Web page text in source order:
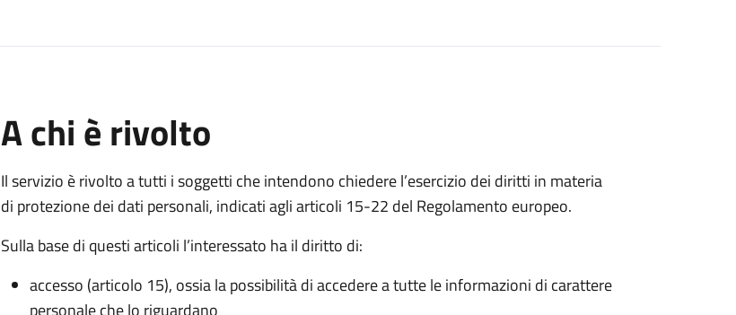
A chi è rivolto
Il servizio è rivolto a tutti i soggetti che intendono chiedere l’esercizio dei diritti in materia
di protezione dei dati personali, indicati agli articoli 15-22 del Regolamento europeo.
Sulla base di questi articoli l’interessato ha il diritto di:
accesso (articolo 15), ossia la possibilità di accedere a tutte le informazioni di carattere
personale che lo riguardano